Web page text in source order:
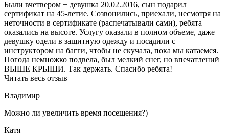
Были вчетвером + девушка 20.02.2016, сын подарил
сертификат на 45-летие. Созвонились, приехали, несмотря на
неточности в сертификате (распечатывали сами), ребята
оказались на высоте. Услугу оказали в полном объеме, даже
девушку одели в защитную одежду и посадили с
инструктором на багги, чтобы не скучала, пока мы катаемся.
Погода немножко подвела, был мелкий снег, но впечатлений
ВЫШЕ КРЫШИ. Так держать. Спасибо ребята!
Читать весь отзыв
Владимир
Можно ли увеличить время посещения?)
Катя